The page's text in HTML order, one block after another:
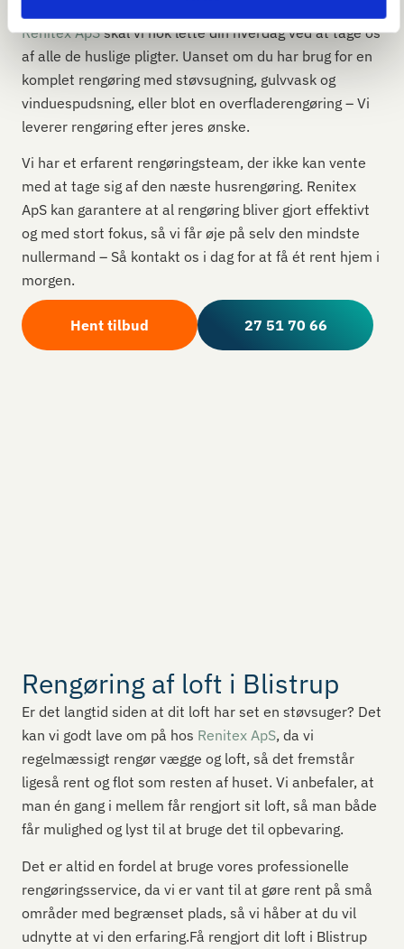
Renitex ApSskal vi nok lette din hverdag ved at tage os
af alle de huslige pligter. Uanset om du har brug for en
komplet rengøring med støvsugning, gulvvask og
vinduespudsning, eller blot en overfladerengøring – Vi
leverer rengøring efter jeres ønske.
Vi har et erfarent rengøringsteam, der ikke kan vente
med at tage sig af den næste husrengøring. Renitex
ApS kan garantere at al rengøring bliver gjort effektivt
og med stort fokus, så vi får øje på selv den mindste
nullermand – Så kontakt os i dag for at få ét rent hjem i
morgen.
Hent tilbud 27 51 70 66
Rengøring af loft i Blistrup
Er det langtid siden at dit loft har set en støvsuger? Det
kan vi godt lave om på hos Renitex ApS, da vi
regelmæssigt rengør vægge og loft, så det fremstår
ligeså rent og flot som resten af huset. Vi anbefaler, at
man én gang i mellem får rengjort sit loft, så man både
får mulighed og lyst til at bruge det til opbevaring.
Det er altid en fordel at bruge vores professionelle
rengøringsservice, da vi er vant til at gøre rent på små
områder med begrænset plads, så vi håber at du vil
udnytte at vi den erfaring.Få rengjort dit loft i Blistrup